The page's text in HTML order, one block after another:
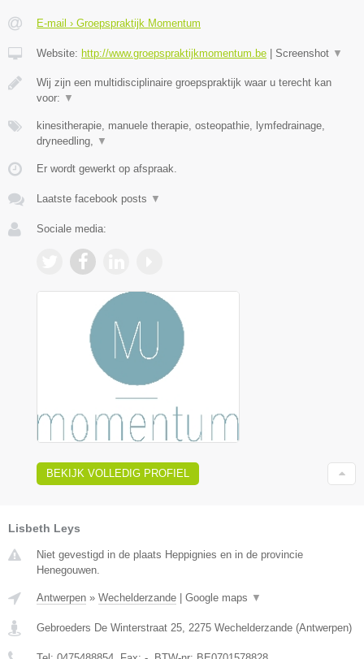
E-mail › Groepspraktijk Momentum
Website: http://www.groepspraktijkmomentum.be Screenshot ▼
Wij zijn een multidisciplinaire groepspraktijk waar u terecht kan
voor: ▼
kinesitherapie, manuele therapie, osteopathie, lymfedrainage,
dryneedling,
▼
Er wordt gewerkt op afspraak.
Laatste facebook posts ▼
Sociale media:
BEKIJK VOLLEDIG PROFIEL
Lisbeth Leys
Niet gevestigd in de plaats Heppignies en in de provincie
Henegouwen.
Antwerpen » Wechelderzande Google maps ▼
Gebroeders De Winterstraat 25, 2275 Wechelderzande (Antwerpen)